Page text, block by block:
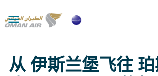

从 伊斯兰堡飞往